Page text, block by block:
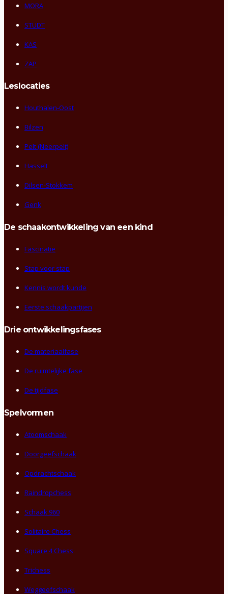
MORA
STUDT
KAS
ZAP
Leslocaties
Houthalen-Oost
Bilzen
Pelt (Neerpelt)
Hasselt
Dilsen-Stokkem
Genk
De schaakontwikkeling van een kind
Fascinatie
Stap voor stap
Kennis wordt kunde
Eerste schaakpartijen
Drie ontwikkelingsfases
De materiaalfase
De ruimtelijke fase
De tijdfase
Spelvormen
Atoomschaak
Doorgeefschaak
Opdrachtschaak
Raindropchess
Schaak 960
Solitaire Chess
Square 4 Chess
Trichess
Weggeefschaak